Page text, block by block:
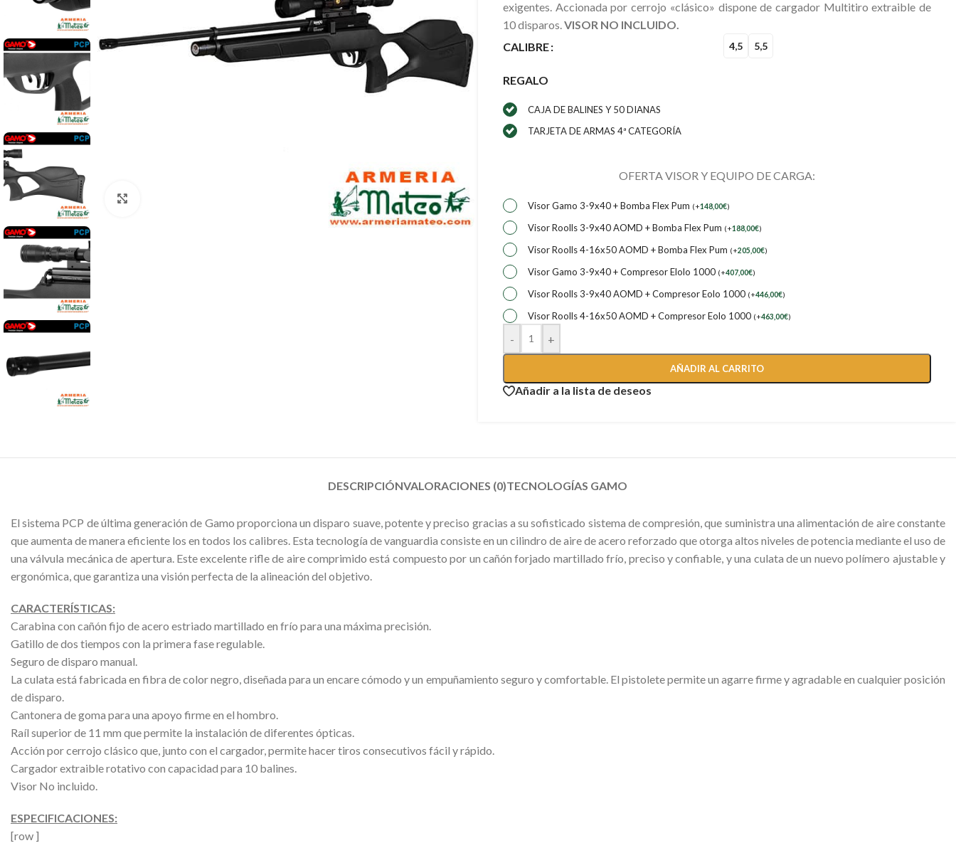
exigentes. Accionada por cerrojo «clásico» dispone de cargador Multitiro extraible de
10 disparos.VISOR NO INCLUIDO.
CALIBRE
4,5 5,5
REGALO
CAJA DE BALINES Y 50 DIANAS
TARJETA DE ARMAS 4ª CATEGORÍA
OFERTA VISOR Y EQUIPO DE CARGA:
Visor Gamo 3-9x40 + Bomba Flex Pum (+148,00€)
Visor Roolls 3-9x40 AOMD + Bomba Flex Pum (+188,00€)
Visor Roolls 4-16x50 AOMD + Bomba Flex Pum (+205,00€)
Visor Gamo 3-9x40 + Compresor Elolo 1000 (+407,00€)
Visor Roolls 3-9x40 AOMD + Compresor Eolo 1000 (+446,00€)
Visor Roolls 4-16x50 AOMD + Compresor Eolo 1000 (+463,00€)
- +
AÑADIR AL CARRITO
Añadir a la lista de deseos
DESCRIPCIÓNVALORACIONES (0)TECNOLOGÍAS GAMO
El sistema PCP de última generación de Gamo proporciona un disparo suave, potente y preciso gracias a su sofisticado sistema de compresión, que suministra una alimentación de aire constante
que aumenta de manera eficiente los en todos los calibres. Esta tecnología de vanguardia consiste en un cilindro de aire de acero reforzado que otorga altos niveles de potencia mediante el uso de
una válvula mecánica de apertura. Este excelente rifle de aire comprimido está compuesto por un cañón forjado martillado frío, preciso y confiable, y una culata de un nuevo polímero ajustable y
ergonómica, que garantiza una visión perfecta de la alineación del objetivo.
CARACTERÍSTICAS:
Carabina con cañón fijo de acero estriado martillado en frío para una máxima precisión.
Gatillo de dos tiempos con la primera fase regulable.
Seguro de disparo manual.
La culata está fabricada en fibra de color negro, diseñada para un encare cómodo y un empuñamiento seguro y comfortable. El pistolete permite un agarre firme y agradable en cualquier posición
de disparo.
Cantonera de goma para una apoyo firme en el hombro.
Raíl superior de 11 mm que permite la instalación de diferentes ópticas.
Acción por cerrojo clásico que, junto con el cargador, permite hacer tiros consecutivos fácil y rápido.
Cargador extraible rotativo con capacidad para 10 balines.
Visor No incluido.
ESPECIFICACIONES:
[row ]